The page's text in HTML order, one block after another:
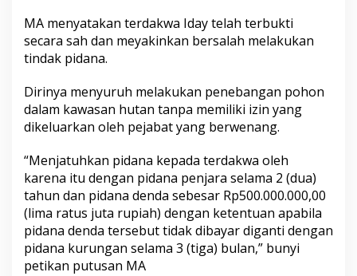
MA menyatakan terdakwa Iday telah terbukti
secara sah dan meyakinkan bersalah melakukan
tindak pidana.
Dirinya menyuruh melakukan penebangan pohon
dalam kawasan hutan tanpa memiliki izin yang
dikeluarkan oleh pejabat yang berwenang.
“Menjatuhkan pidana kepada terdakwa oleh
karena itu dengan pidana penjara selama 2 (dua)
tahun dan pidana denda sebesar Rp500.000.000,00
(lima ratus juta rupiah) dengan ketentuan apabila
pidana denda tersebut tidak dibayar diganti dengan
pidana kurungan selama 3 (tiga) bulan,” bunyi
petikan putusan MA